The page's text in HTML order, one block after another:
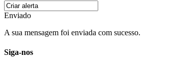
Enviado
A sua mensagem foi enviada com sucesso.
Siga-nos